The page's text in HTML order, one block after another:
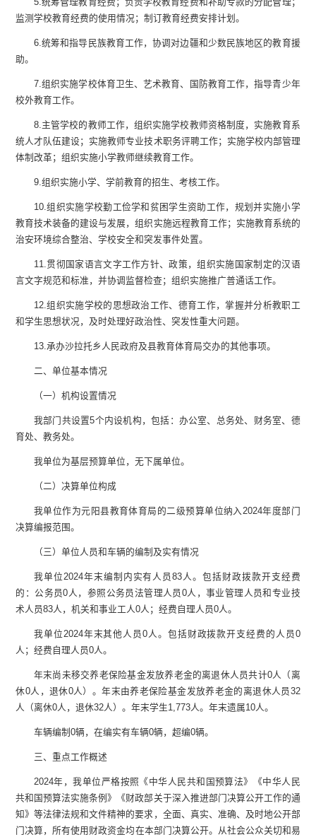
监测学校教育经费的使用情况；制订教育经费安排计划。
6.统筹和指导民族教育工作，协调对边疆和少数民族地区的教育援
助。
7.组织实施学校体育卫生、艺术教育、国防教育工作，指导青少年
校外教育工作。
8.主管学校的教师工作，组织实施学校教师资格制度，实施教育系
统人才队伍建设；实施教师专业技术职务评聘工作；实施学校内部管理
体制改革；组织实施小学教师继续教育工作。
9.组织实施小学、学前教育的招生、考核工作。
10.组织实施学校勤工俭学和贫困学生资助工作，规划并实施小学
教育技术装备的建设与发展，组织实施远程教育工作；实施教育系统的
治安环境综合整治、学校安全和突发事件处置。
11.贯彻国家语言文字工作方针、政策，组织实施国家制定的汉语
言文字规范和标准，并协调监督检查；组织实施推广普通话工作。
12.组织实施学校的思想政治工作、德育工作，掌握并分析教职工
和学生思想状况，及时处理好政治性、突发性重大问题。
13.承办沙拉托乡人民政府及县教育体育局交办的其他事项。
二、 单位基本情况
（一）机构设置情况
我部门共设置5个内设机构，包括：办公室、总务处、财务室、德
育处、教务处。
我单位为基层预算单位，无下属单位。
（二） 决算单位构成
我单位作为元阳县教育体育局的二级预算单位纳入2024年度部门
决算编报范围。
（三） 单位人员和车辆的编制及实有情况
我单位2024年末编制内 实有人员83人。包括财政拨款开支经费
的 ： 公务员0人， 参照公务员法管理人员 0人 ，事业管理人员和专业技
术人员83人，机关和事业工人0人 ；经费自理人员0人。
我单位2024年末其他人员0人。包括财政拨款开支经费的人员 0
人；经费自理人员0人。
年末尚未移交养老保险基金发放养老金的离退休人员共计0人 （离
休0人，退休0人）。年末由养老保险基金发放养老金的离退休人员 32
人 （离休0人，退休32人）。年末学生1,773人。年末遗属10人。
车辆编制 0辆，在编实有车辆0辆，超编0辆。
三、重点工作概述
2024年，我单位严格按照《中华人民共和国预算法》《中华人民
共和国预算法实施条例 》《财政部关于深入推进部门决算公开工作的通
知》等法律法规和文件精神的要求，全面、真实、准确、及时地公开部
门决算，所有使用财政资金均在本部门决算公开。从社会公众关切和易